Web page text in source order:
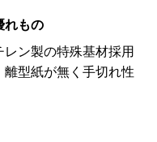
れもの
ン製の特殊基材採用
型紙が無く手切れ性